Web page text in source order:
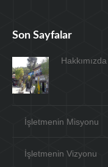
Son Sayfalar
Hakkımızda
İşletmenin Misyonu
İşletmenin Vizyonu